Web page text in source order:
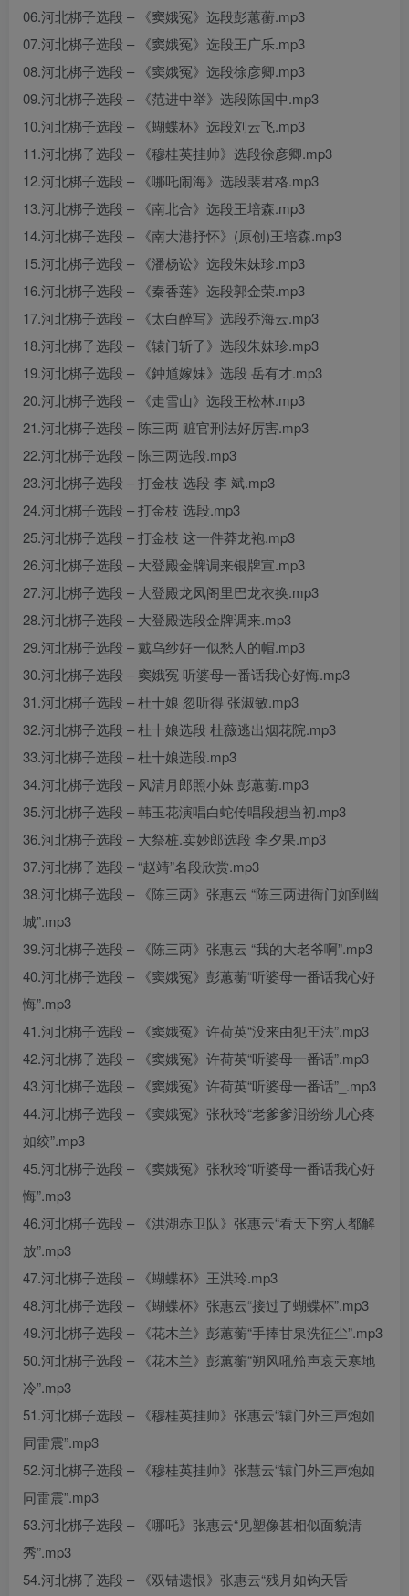
06.河北梆子选段 – 《窦娥冤》选段彭蕙蘅.mp3
07.河北梆子选段 – 《窦娥冤》选段王广乐.mp3
08.河北梆子选段 – 《窦娥冤》选段徐彦卿.mp3
09.河北梆子选段 – 《范进中举》选段陈国中.mp3
10.河北梆子选段 – 《蝴蝶杯》选段刘云飞.mp3
11.河北梆子选段 – 《穆桂英挂帅》选段徐彦卿.mp3
12.河北梆子选段 – 《哪吒闹海》选段裴君格.mp3
13.河北梆子选段 – 《南北合》选段王培森.mp3
14.河北梆子选段 – 《南大港抒怀》(原创)王培森.mp3
15.河北梆子选段 – 《潘杨讼》选段朱妹珍.mp3
16.河北梆子选段 – 《秦香莲》选段郭金荣.mp3
17.河北梆子选段 – 《太白醉写》选段乔海云.mp3
18.河北梆子选段 – 《辕门斩子》选段朱妹珍.mp3
19.河北梆子选段 – 《鈡馗嫁妹》选段 岳有才.mp3
20.河北梆子选段 – 《走雪山》选段王松林.mp3
21.河北梆子选段 – 陈三两 赃官刑法好厉害.mp3
22.河北梆子选段 – 陈三两选段.mp3
23.河北梆子选段 – 打金枝 选段 李 斌.mp3
24.河北梆子选段 – 打金枝 选段.mp3
25.河北梆子选段 – 打金枝 这一件莽龙袍.mp3
26.河北梆子选段 – 大登殿金牌调来银牌宣.mp3
27.河北梆子选段 – 大登殿龙凤阁里巴龙衣换.mp3
28.河北梆子选段 – 大登殿选段金牌调来.mp3
29.河北梆子选段 – 戴乌纱好一似愁人的帽.mp3
30.河北梆子选段 – 窦娥冤 听婆母一番话我心好悔.mp3
31.河北梆子选段 – 杜十娘 忽听得 张淑敏.mp3
32.河北梆子选段 – 杜十娘选段 杜薇逃出烟花院.mp3
33.河北梆子选段 – 杜十娘选段.mp3
34.河北梆子选段 – 风清月郎照小妹 彭蕙蘅.mp3
35.河北梆子选段 – 韩玉花演唱白蛇传唱段想当初.mp3
36.河北梆子选段 – 大祭桩.卖妙郎选段 李夕果.mp3
37.河北梆子选段 – “赵靖”名段欣赏.mp3
38.河北梆子选段 – 《陈三两》张惠云 “陈三两进衙门如到幽
城”.mp3
39.河北梆子选段 – 《陈三两》张惠云 “我的大老爷啊”.mp3
40.河北梆子选段 – 《窦娥冤》彭蕙蘅“听婆母一番话我心好
悔”.mp3
41.河北梆子选段 – 《窦娥冤》许荷英“没来由犯王法”.mp3
42.河北梆子选段 – 《窦娥冤》许荷英“听婆母一番话”.mp3
43.河北梆子选段 – 《窦娥冤》许荷英“听婆母一番话”_.mp3
44.河北梆子选段 – 《窦娥冤》张秋玲“老爹爹泪纷纷儿心疼
如绞”.mp3
45.河北梆子选段 – 《窦娥冤》张秋玲“听婆母一番话我心好
悔”.mp3
46.河北梆子选段 – 《洪湖赤卫队》张惠云“看天下穷人都解
放”.mp3
47.河北梆子选段 – 《蝴蝶杯》王洪玲.mp3
48.河北梆子选段 – 《蝴蝶杯》张惠云“接过了蝴蝶杯”.mp3
49.河北梆子选段 – 《花木兰》彭蕙蘅“手捧甘泉洗征尘”.mp3
50.河北梆子选段 – 《花木兰》彭蕙蘅“朔风吼笳声哀天寒地
冷”.mp3
51.河北梆子选段 – 《穆桂英挂帅》张惠云“辕门外三声炮如
同雷震”.mp3
52.河北梆子选段 – 《穆桂英挂帅》张慧云“辕门外三声炮如
同雷震”.mp3
53.河北梆子选段 – 《哪吒》张惠云“见塑像甚相似面貌清
秀”.mp3
54.河北梆子选段 – 《双错遗恨》张惠云“残月如钩天昏